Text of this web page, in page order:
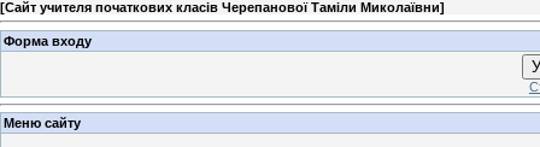
[Сайт учителя початкових класів Черепанової Таміли Миколаївни]
Форма входу
Меню сайту